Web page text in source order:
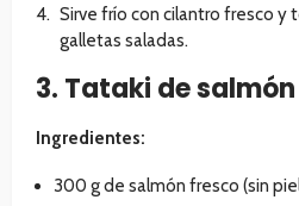
Sirve frío con cilantro fresco y
galletas saladas.
3. Tataki de
Ingredientes:
300 g de salmón fresco (sin